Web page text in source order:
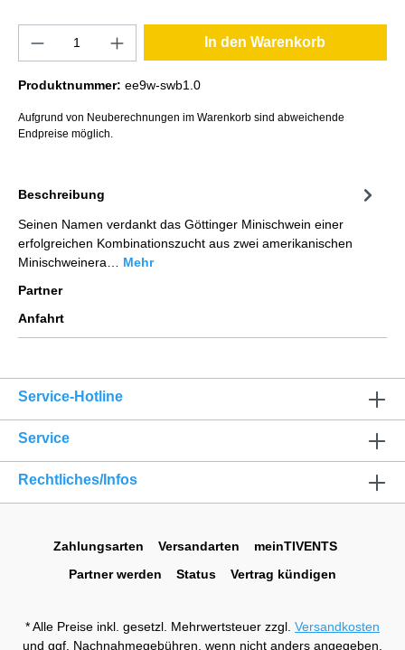
In den Warenkorb
Produktnummer: ee9w-swb1.0
Aufgrund von Neuberechnungen im Warenkorb sind abweichende
Endpreise möglich.
Beschreibung
Seinen Namen verdankt das Göttinger Minischwein einer
erfolgreichen Kombinationszucht aus zwei amerikanischen
Minischweinera… Mehr
Partner
Anfahrt
Service-Hotline
Service
Rechtliches/Infos
Zahlungsarten Versandarten
meinTIVENTS
Partner werden
Status Vertrag kündigen
* Alle Preise inkl. gesetzl. Mehrwertsteuer zzgl. Versandkosten
und ggf. Nachnahmegebühren, wenn nicht anders angegeben.